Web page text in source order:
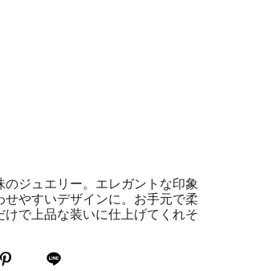
ジュエリー。エレガントな印象
やすいデザインに。お手元で柔
で上品な装いに仕上げてくれそ